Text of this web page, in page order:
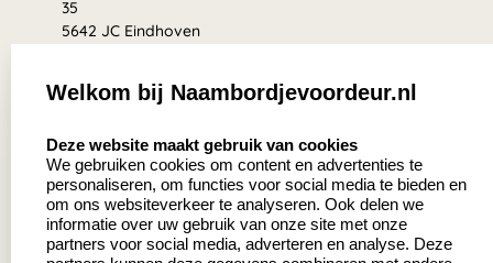
35
5642 JC Eindhoven
639 beoordelingen
Zakelijk:
Aanvraag op maat
Klantenservice:
Contact
Welkom bij Naambordjevoordeur.nl
Deze website maakt gebruik van cookies
We gebruiken cookies om content en advertenties te
personaliseren, om functies voor social media te bieden en
om ons websiteverkeer te analyseren. Ook delen we
informatie over uw gebruik van onze site met onze
partners voor social media, adverteren en analyse. Deze